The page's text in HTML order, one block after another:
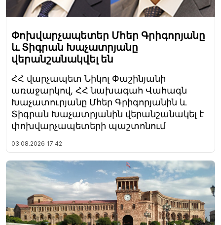
Փոխվարչապետեր Մհեր Գրիգորյանը
և Տիգրան Խաչատրյանը
վերանշանակվել են
ՀՀ վարչապետ Նիկոլ Փաշինյանի
առաջարկով, ՀՀ նախագահ Վահագն
Խաչատուրյանը Մհեր Գրիգորյանին և
Տիգրան Խաչատրյանին վերանշանակել է
փոխվարչապետերի պաշտոնում
03.08.2026 17:42